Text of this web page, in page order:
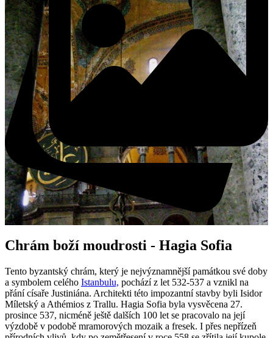
Chrám boží moudrosti - Hagia Sofia
Tento byzantský chrám, který je nejvýznamnější památkou své doby
a symbolem celého Istanbulu, pochází z let 532-537 a vznikl na
přání císaře Justiniána. Architekti této impozantní stavby byli Isidor
Míletský a Athémios z Trallu. Hagia Sofia byla vysvěcena 27.
prosince 537, nicméně ještě dalších 100 let se pracovalo na její
výzdobě v podobě mramorových mozaik a fresek. I přes nepřízeň